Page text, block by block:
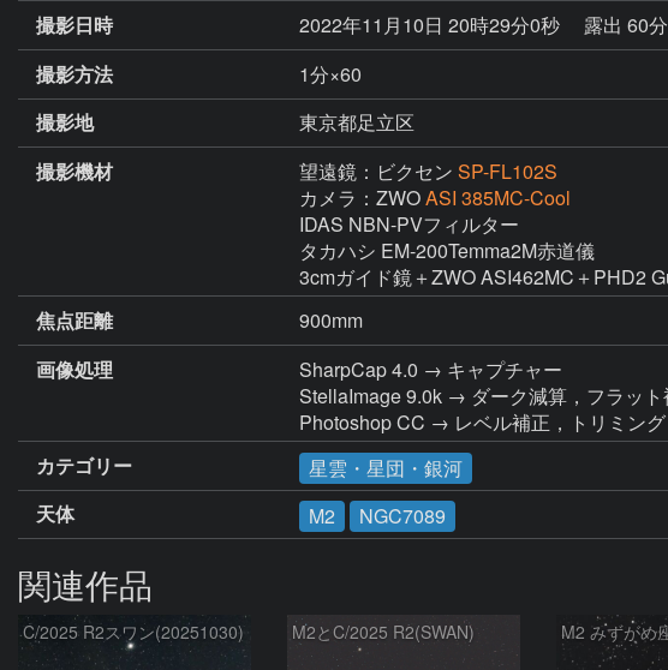
撮影日時
2022年11月10日 20時29分0秒
露出 60分
撮影方法
1分×60
撮影地
東京都足立区
撮影機材
望遠鏡：ビクセン SP-FL102S
カメラ：ZWOASI 385MC-Cool
IDAS NBN-PVフィルター
タカハシ EM-200Temma2M赤道儀
3cmガイド鏡＋ZWO ASI462MC＋PHD2
焦点距離
900mm
画像処理
SharpCap 4.0 → キャプチャー
StellaImage 9.0k → ダーク減算，フラッ
Photoshop CC → レベル補正，トリミン
カテゴリー
星雲・星団・銀河
天体
M2 NGC7089
関連作品
C/2025 R2スワン(20251030) M2とC/2025 R2(SWAN) M2 みずがめ